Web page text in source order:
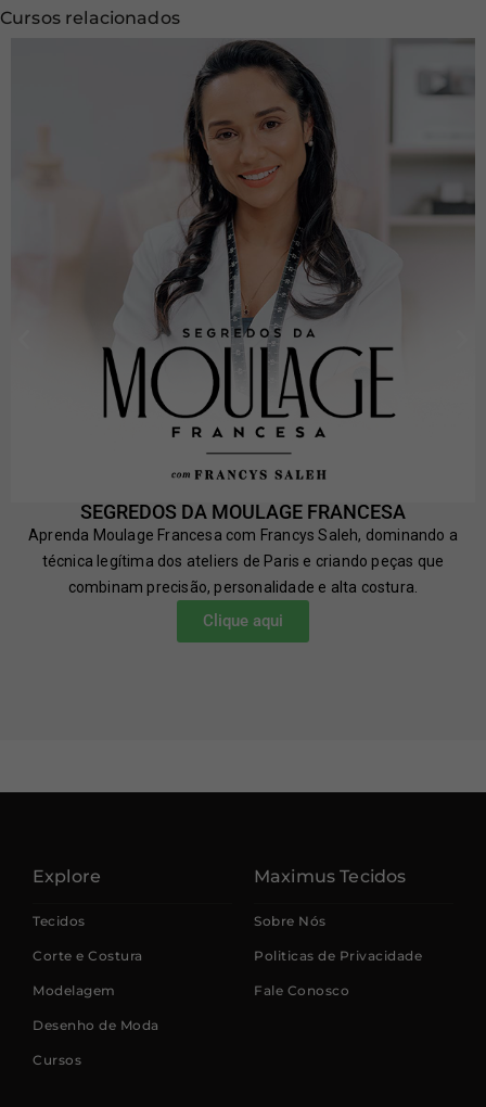
Cursos relacionados
SEGREDOS DA MOULAGE FRANCESA
Aprenda Moulage Francesa com Francys Saleh, dominando a
técnica legítima dos ateliers de Paris e criando peças que
combinam precisão, personalidade e alta costura.
Clique aqui
Explore
Tecidos
Corte e Costura
Modelagem
Desenho de Moda
Cursos
Maximus Tecidos
Sobre Nós
Politicas de Privacidade
Fale Conosco